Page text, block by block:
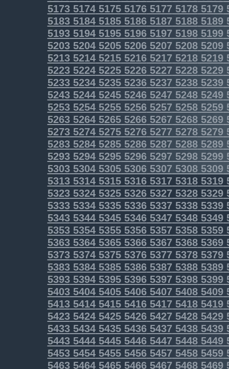
5173517451755176517751785179
5183518451855186518751885189
51935194519551965197 51985199
52035204520552065207 52085209
5213521452155216521752185219
52235224522552265227 52285229
52335234523552365237 52385239
52435244524552465247 52485249
52535254525552565257 52585259
52635264526552665267 52685269
52735274527552765277 52785279
52835284528552865287 52885289
52935294529552965297 52985299
53035304530553065307 53085309
5313531453155316531753185319
5323532453255326532753285329
5333533453355336533753385339
5343534453455346534753485349
5353535453555356535753585359
5363536453655366536753685369
5373537453755376537753785379
5383538453855386538753885389
5393539453955396539753985399
5403540454055406540754085409
5413541454155416541754185419
5423542454255426542754285429
5433543454355436543754385439
5443544454455446544754485449
5453545454555456545754585459
5463546454655466546754685469